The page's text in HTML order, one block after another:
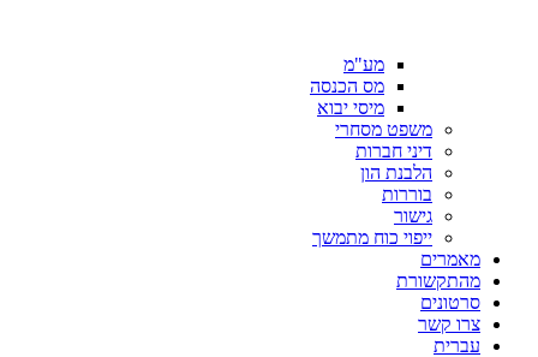
מע"מ
מס הכנסה
מיסי יבוא
משפט מסחרי
דיני חברות
הלבנת הון
בוררות
גישור
ייפוי כוח מתמשך
מאמרים
מהתקשורת
סרטונים
צרו קשר
עברית